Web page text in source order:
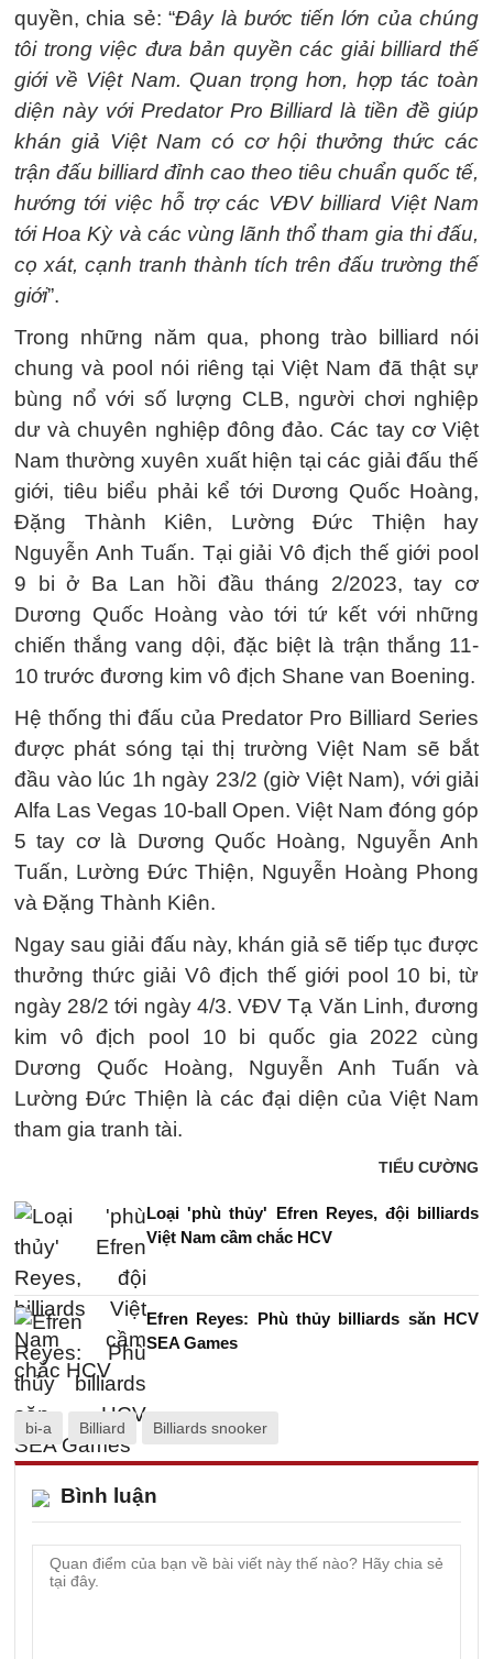
quyền, chia sẻ: “Đây là bước tiến lớn của chúng
tôi trong việc đưa bản quyền các giải billiard thế
giới về Việt Nam. Quan trọng hơn, hợp tác toàn
diện này với Predator Pro Billiard là tiền đề giúp
khán giả Việt Nam có cơ hội thưởng thức các
trận đấu billiard đỉnh cao theo tiêu chuẩn quốc tế,
hướng tới việc hỗ trợ các VĐV billiard Việt Nam
tới Hoa Kỳ và các vùng lãnh thổ tham gia thi đấu,
cọ xát, cạnh tranh thành tích trên đấu trường thế
giới”.
Trong những năm qua, phong trào billiard nói
chung và pool nói riêng tại Việt Nam đã thật sự
bùng nổ với số lượng CLB, người chơi nghiệp
dư và chuyên nghiệp đông đảo. Các tay cơ Việt
Nam thường xuyên xuất hiện tại các giải đấu thế
giới, tiêu biểu phải kể tới Dương Quốc Hoàng,
Đặng Thành Kiên, Lường Đức Thiện hay
Nguyễn Anh Tuấn. Tại giải Vô địch thế giới pool
9 bi ở Ba Lan hồi đầu tháng 2/2023, tay cơ
Dương Quốc Hoàng vào tới tứ kết với những
chiến thắng vang dội, đặc biệt là trận thắng 11-
10 trước đương kim vô địch Shane van Boening.
Hệ thống thi đấu của Predator Pro Billiard Series
được phát sóng tại thị trường Việt Nam sẽ bắt
đầu vào lúc 1h ngày 23/2 (giờ Việt Nam), với giải
Alfa Las Vegas 10-ball Open. Việt Nam đóng góp
5 tay cơ là Dương Quốc Hoàng, Nguyễn Anh
Tuấn, Lường Đức Thiện, Nguyễn Hoàng Phong
và Đặng Thành Kiên.
Ngay sau giải đấu này, khán giả sẽ tiếp tục được
thưởng thức giải Vô địch thế giới pool 10 bi, từ
ngày 28/2 tới ngày 4/3. VĐV Tạ Văn Linh, đương
kim vô địch pool 10 bi quốc gia 2022 cùng
Dương Quốc Hoàng, Nguyễn Anh Tuấn và
Lường Đức Thiện là các đại diện của Việt Nam
tham gia tranh tài.
TIỂU CƯỜNG
Loại 'phù thủy' Efren Reyes, đội billiards
Việt Nam cầm chắc HCV
Efren Reyes: Phù thủy billiards săn HCV
SEA Games
bi-a Billiard Billiards snooker
Bình luận